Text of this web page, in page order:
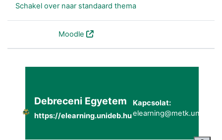
Schakel over naar standaard thema
Moodle
Debreceni Egyetem
https://elearning.unideb.hu
Kapcsolat: